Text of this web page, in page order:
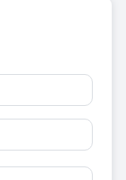
enlaces.